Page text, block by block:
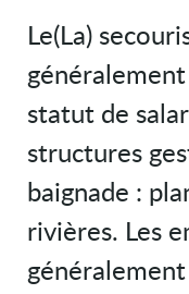
Le(La)
statut de
structures
baignade :
rivières. Les